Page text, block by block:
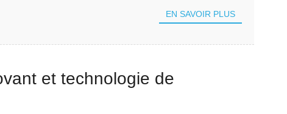
EN SAVOIR PLUS
et technologie de
l'industrie